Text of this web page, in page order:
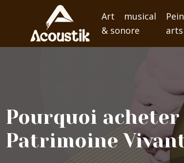
Art musical
& sonore
Pourquoi
Patrimoine